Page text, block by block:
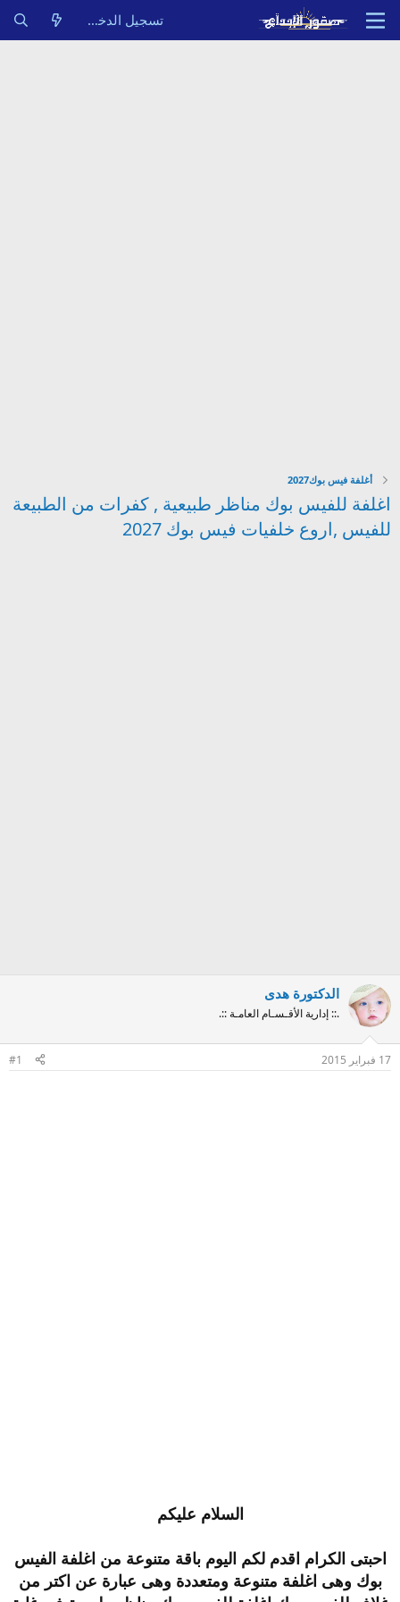
تسجيل الدخول
أغلفة فيس بوك2027
اغلفة للفيس بوك مناظر طبيعية , كفرات من الطبيعة
للفيس ,اروع خلفيات فيس بوك 2027
الدكتورة هدى
.:: إدارية الأقـسـام العامـة ::.
17 فبراير 2015 #1
السلام عليكم
احبتى الكرام اقدم لكم اليوم باقة متنوعة من اغلفة الفيس
بوك وهى اغلفة متنوعة ومتعددة وهى عبارة عن اكتر من